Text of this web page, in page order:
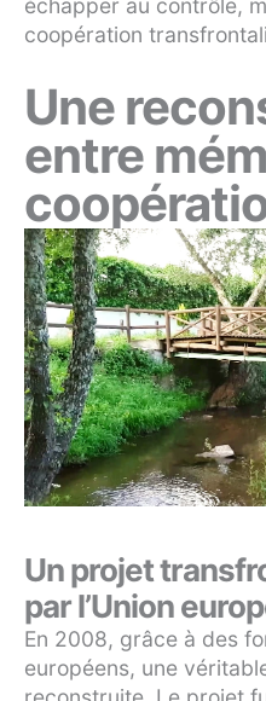
échapper au contrôle,
coopération
Une
entre
Un projet
par l’Union
En 2008, grâce à des
européens, une